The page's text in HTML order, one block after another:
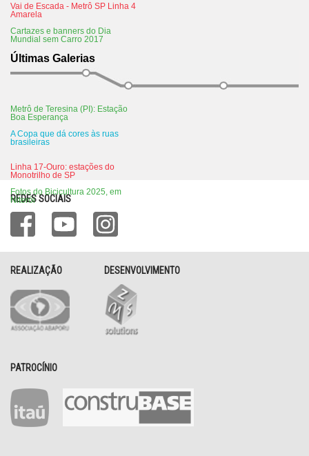
Vai de Escada - Metrô SP Linha 4
Amarela
Cartazes e banners do Dia
Mundial sem Carro 2017
Últimas Galerias
Metrô de Teresina (PI): Estação
Boa Esperança
A Copa que dá cores às ruas
brasileiras
Linha 17-Ouro: estações do
Monotrilho de SP
Fotos do Bicicultura 2025, em
Niterói
REDES SOCIAIS
REALIZAÇÃO DESENVOLVIMENTO
PATROCÍNIO